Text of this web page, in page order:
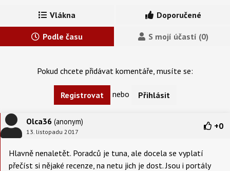
Vlákna Doporučené
Podle času S mojí účastí (0)
Pokud chcete přidávat komentáře, musíte se:
Registrovat nebo Přihlásit
Olca36 (anonym)
13. listopadu 2017
+0
Hlavně nenaletět. Poradců je tuna, ale docela se vyplatí
přečíst si nějaké recenze, na netu jich je dost. Jsou i portály